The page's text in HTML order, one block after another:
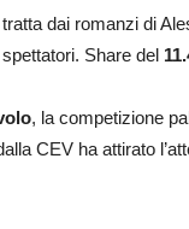
dai romanzi di
spettatori. Share del
, la competizione
CEV ha attirato